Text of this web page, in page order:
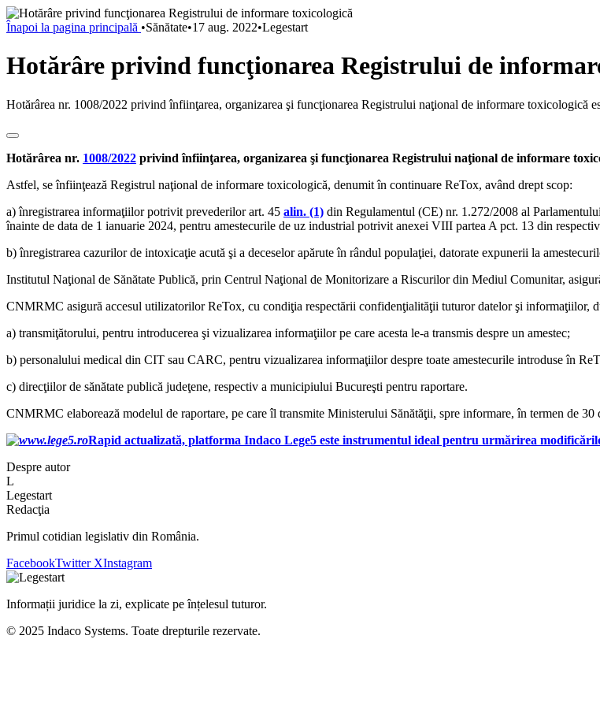
Înapoi la pagina principală •Sănătate•17 aug. 2022•Legestart
Hotărâre privind funcţionarea Registrului de
Hotărârea nr. 1008/2022 privind înfiinţarea, organizarea şi funcţionarea Registrului naţional de informare toxicologică
Hotărârea nr. 1008/2022 privind înfiinţarea, organizarea şi funcţionarea Registrului naţional de informare
Astfel, se înfiinţează Registrul naţional de informare toxicologică, denumit în continuare ReTox, având drept scop:
a) înregistrarea informaţiilor potrivit prevederilor art. 45 alin. (1) din Regulamentul (CE) nr. 1.272/2008 al
înainte de data de 1 ianuarie 2024, pentru amestecurile de uz industrial potrivit anexei VIII partea A pct. 13 din
b) înregistrarea cazurilor de intoxicaţie acută şi a deceselor apărute în rândul populaţiei, datorate expunerii la
Institutul Naţional de Sănătate Publică, prin Centrul Naţional de Monitorizare a Riscurilor din Mediul Comunitar,
CNMRMC asigură accesul utilizatorilor ReTox, cu condiţia respectării confidenţialităţii tuturor datelor şi informaţiilor,
a) transmiţătorului, pentru introducerea şi vizualizarea informaţiilor pe care acesta le-a transmis despre un amestec;
b) personalului medical din CIT sau CARC, pentru vizualizarea informaţiilor despre toate amestecurile introduse în
c) direcţiilor de sănătate publică judeţene, respectiv a municipiului Bucureşti pentru raportare.
CNMRMC elaborează modelul de raportare, pe care îl transmite Ministerului Sănătăţii, spre informare, în termen de
Rapid actualizată, platforma Indaco Lege5 este instrumentul ideal pentru urmărirea
Despre autor
L
Legestart
Redacţia
Primul cotidian legislativ din România.
FacebookTwitter XInstagram
Informații juridice la zi, explicate pe înțelesul tuturor.
© 2025 Indaco Systems. Toate drepturile rezervate.